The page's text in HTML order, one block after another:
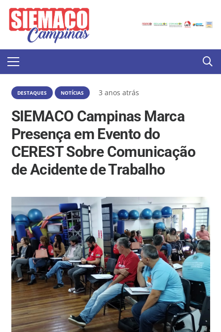
DESTAQUES NOTÍCIAS 3 anos atrás
SIEMACO Campinas Marca
Presença em Evento do
CEREST Sobre Comunicação
de Acidente de Trabalho